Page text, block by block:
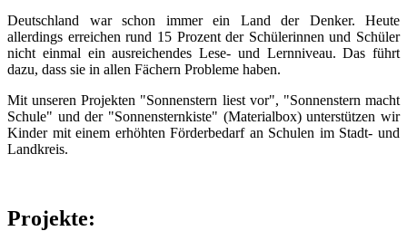
Deutschland war schon immer ein Land der Denker. Heute
allerdings erreichen rund 15 Prozent der Schülerinnen und Schüler
nicht einmal ein ausreichendes Lese- und Lernniveau. Das führt
dazu, dass sie in allen Fächern Probleme haben.
Mit unseren Projekten "Sonnenstern liest vor", "Sonnenstern macht
Schule" und der "Sonnensternkiste" (Materialbox) unterstützen wir
Kinder mit einem erhöhten Förderbedarf an Schulen im Stadt- und
Landkreis.
Projekte: